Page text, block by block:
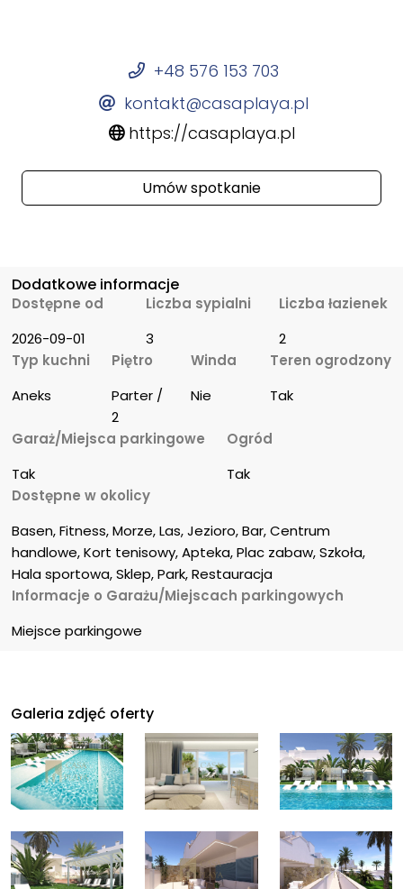
+48 576 153 703
kontakt@casaplaya.pl
https://casaplaya.pl
Umów spotkanie
Dodatkowe informacje
Dostępne od
2026-09-01
Liczba sypialni
3
Liczba łazienek
2
Typ kuchni
Aneks
Piętro
Parter /
2
Winda
Nie
Teren ogrodzony
Tak
Garaż/Miejsca parkingowe
Tak
Ogród
Tak
Dostępne w okolicy
Basen, Fitness, Morze, Las, Jezioro, Bar, Centrum
handlowe, Kort tenisowy, Apteka, Plac zabaw, Szkoła,
Hala sportowa, Sklep, Park, Restauracja
Informacje o Garażu/Miejscach parkingowych
Miejsce parkingowe
Galeria zdjęć oferty